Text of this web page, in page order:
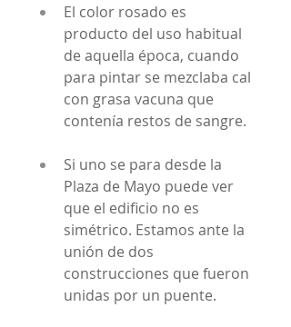
El color rosado es
producto del uso habitual
de aquella época, cuando
para pintar se mezclaba cal
con grasa vacuna que
contenía restos de sangre.
Si uno se para desde la
Plaza de Mayo puede ver
que el edificio no es
simétrico. Estamos ante la
unión de dos
construcciones que fueron
unidas por un puente.